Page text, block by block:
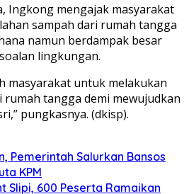
Ingkong mengajak masyarakat
sampah dari rumah tangga
namun berdampak besar
lingkungan.
masyarakat untuk melakukan
rumah tangga demi mewujudkan
pungkasnya. (dkisp).
Pemerintah Salurkan Bansos
KPM
Slipi, 600 Peserta Ramaikan